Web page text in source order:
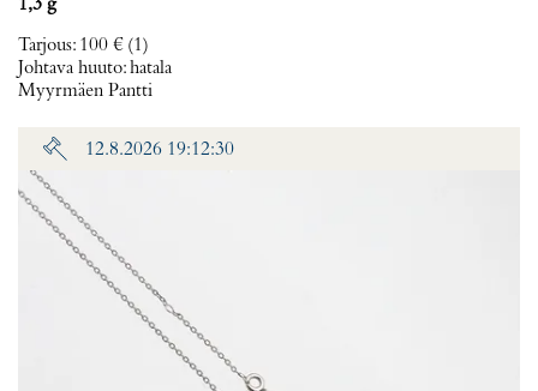
1,3 g
Tarjous: 100 € (1)
Johtava huuto:hatala
Myyrmäen Pantti
12.8.2026 19:12:30